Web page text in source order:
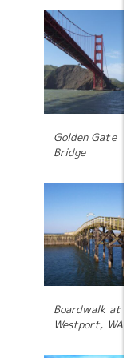
Golden Gate
Bridge
Boardwalk at
Westport, WA